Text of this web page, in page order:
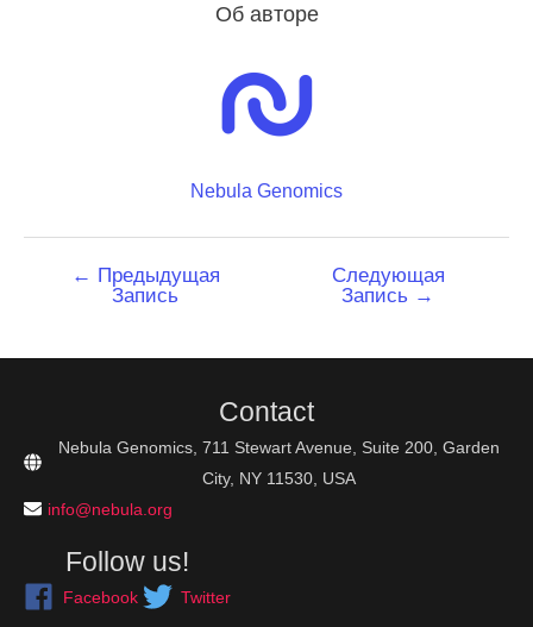
Об авторе
Nebula Genomics
Навигация
← Предыдущая
Запись
Следующая
Запись →
Contact
Nebula Genomics, 711 Stewart Avenue, Suite 200, Garden
City, NY 11530, USA
info@nebula.org
Follow us!
Facebook Twitter